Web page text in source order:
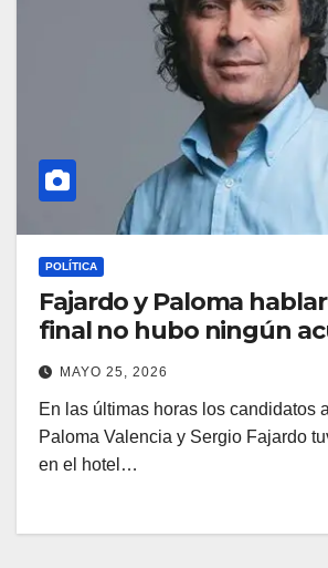
POLÍTICA
Fajardo y Paloma
final no hubo ningún
MAYO 25, 2026
En las últimas horas los candidatos
Paloma Valencia y Sergio Fajardo
en el hotel…